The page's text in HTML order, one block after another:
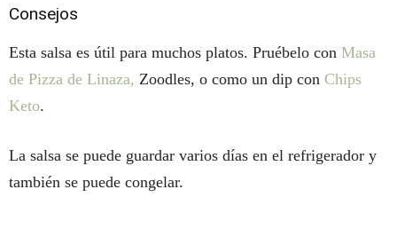
Consejos
Esta salsa es útil para muchos platos. Pruébelo con Masa
de Pizza de Linaza, Zoodles, o como un dip con Chips
Keto.
La salsa se puede guardar varios días en el refrigerador y
también se puede congelar.